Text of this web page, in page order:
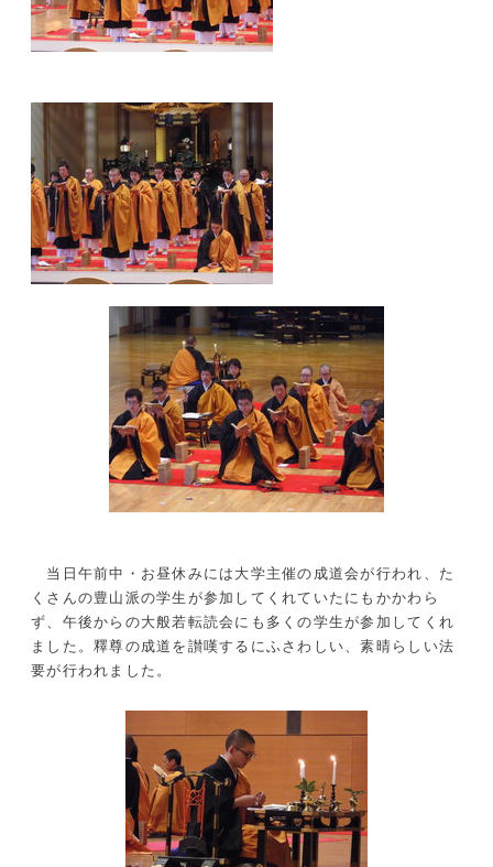
当日午前中・お昼休みには大学主催の成道会が行われ、た
くさんの豊山派の学生が参加してくれていたにもかかわら
ず、午後からの大般若転読会にも多くの学生が参加してくれ
ました。釋尊の成道を讃嘆するにふさわしい、素晴らしい法
要が行われました。